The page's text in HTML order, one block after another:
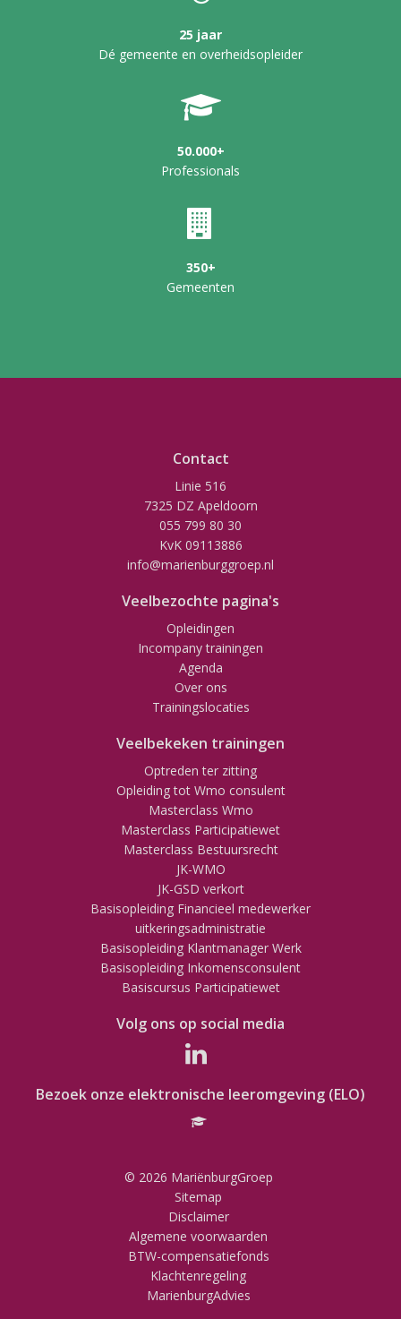
25 jaar
Dé gemeente en overheidsopleider
50.000+
Professionals
350+
Gemeenten
Contact
Linie 516
7325 DZ Apeldoorn
055 799 80 30
KvK 09113886
info@marienburggroep.nl
Veelbezochte pagina's
Opleidingen
Incompany trainingen
Agenda
Over ons
Trainingslocaties
Veelbekeken trainingen
Optreden ter zitting
Opleiding tot Wmo consulent
Masterclass Wmo
Masterclass Participatiewet
Masterclass Bestuursrecht
JK-WMO
JK-GSD verkort
Basisopleiding Financieel medewerker
uitkeringsadministratie
Basisopleiding Klantmanager Werk
Basisopleiding Inkomensconsulent
Basiscursus Participatiewet
Volg ons op social media
Bezoek onze elektronische leeromgeving (ELO)
© 2026 MariënburgGroep
Sitemap
Disclaimer
Algemene voorwaarden
BTW-compensatiefonds
Klachtenregeling
MarienburgAdvies